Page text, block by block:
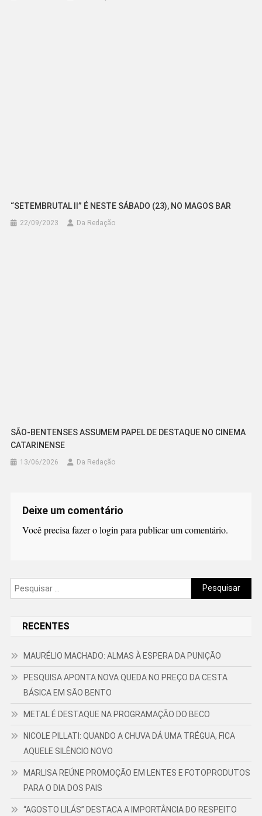
“SETEMBRUTAL II” É NESTE SÁBADO (23), NO MAGOS BAR
22/09/2023 Da Redação
SÃO-BENTENSES ASSUMEM PAPEL DE DESTAQUE NO CINEMA
CATARINENSE
13/06/2026 Da Redação
Deixe um comentário
Você precisa fazer ologin para publicar um comentário.
Pesquisar
por:
RECENTES
MAURÉLIO MACHADO: ALMAS À ESPERA DA PUNIÇÃO
PESQUISA APONTA NOVA QUEDA NO PREÇO DA CESTA
BÁSICA EM SÃO BENTO
METAL É DESTAQUE NA PROGRAMAÇÃO DO BECO
NICOLE PILLATI: QUANDO A CHUVA DÁ UMA TRÉGUA, FICA
AQUELE SILÊNCIO NOVO
MARLISA REÚNE PROMOÇÃO EM LENTES E FOTOPRODUTOS
PARA O DIA DOS PAIS
“AGOSTO LILÁS” DESTACA A IMPORTÂNCIA DO RESPEITO